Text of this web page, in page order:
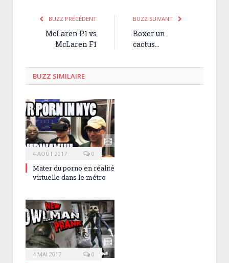
BUZZ PRÉCÉDENT
McLaren P1 vs
McLaren F1
BUZZ SUIVANT
Boxer un
cactus…
BUZZ SIMILAIRE
4 AOÛT 2017 0
Mater du porno en réalité
virtuelle dans le métro
4 MAI 2017 0